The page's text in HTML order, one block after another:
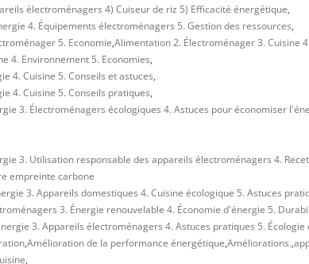
électroménagers 4) Cuiseur de riz 5) Efficacité énergétique,
4. Équipements électroménagers 5. Gestion des ressources,
5. Economie,Alimentation 2. Électroménager 3. Cuisine
4. Environnement 5. Economies,
4. Cuisine 5. Conseils et astuces,
4. Cuisine 5. Conseils pratiques,
3. Électroménagers écologiques 4. Astuces pour économiser
3. Utilisation responsable des appareils électroménagers 4.
empreinte carbone
3. Appareils domestiques 4. Cuisine écologique 5. Astuces
3. Énergie renouvelable 4. Économie d'énergie 5.
3. Appareils électroménagers 4. Astuces pratiques 5. Écologie
,Amélioration de la performance énergétique,Améliorations.,
,